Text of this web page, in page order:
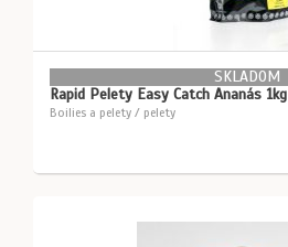
SKLADOM
Rapid Pelety Easy Catch Ananás 1kg
Boilies a pelety / pelety